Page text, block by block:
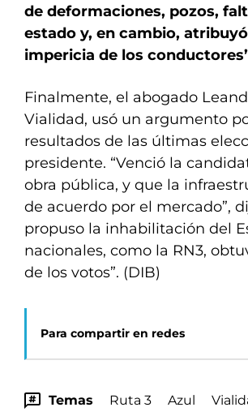
de deformaciones, pozos,
estado y, en cambio,
impericia de los
Finalmente, el abogado
Vialidad, usó un argumento
resultados de las últimas
presidente. “Venció la
obra pública, y que la
de acuerdo por el mercado”,
propuso la inhabilitación del
nacionales, como la RN3,
de los votos”. (DIB)
Para compartir en redes
Temas Ruta 3 Azul